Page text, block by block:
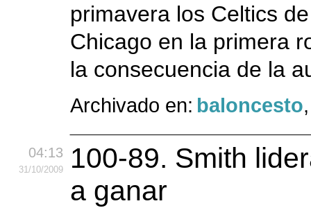
primavera los Celtics
Chicago en la primera
la consecuencia de la
Archivado en: baloncesto
04:13
31/10/2009
100-89. Smith
a ganar